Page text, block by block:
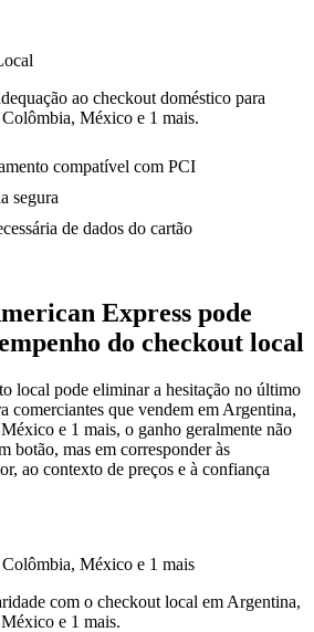
ao checkout doméstico para
México e 1 mais.
compatível com PCI
segura
de dados do cartão
Express pode
do checkout local
local pode eliminar a hesitação no último
comerciantes que vendem em Argentina,
e 1 mais, o ganho geralmente não
botão, mas em corresponder às
ao contexto de preços e à confiança
México e 1 mais
com o checkout local em Argentina,
e 1 mais.